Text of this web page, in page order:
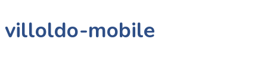
villoldo-mobile